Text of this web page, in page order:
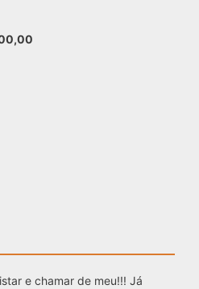
e chamar de meu!!! Já